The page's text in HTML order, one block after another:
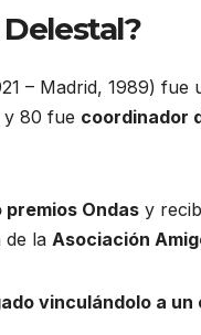
– Madrid, 1989)
y 80 fue coordinador
premios Ondas y
de la Asociación
vinculándolo a